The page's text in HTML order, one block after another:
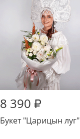
8 390 ₽
Букет "Царицын луг"